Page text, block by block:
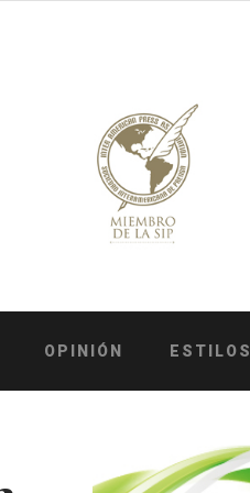
OPINIÓN ESTILOS